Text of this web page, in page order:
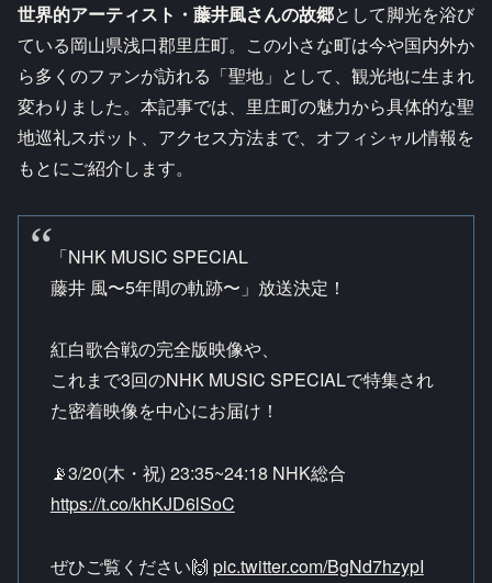
世界的アーティスト・藤井風さんの故郷として脚光を浴び
ている岡山県浅口郡里庄町。この小さな町は今や国内外か
ら多くのファンが訪れる「聖地」として、観光地に生まれ
変わりました。本記事では、里庄町の魅力から具体的な聖
地巡礼スポット、アクセス方法まで、オフィシャル情報を
もとにご紹介します。
「NHK MUSIC SPECIAL
藤井 ⾵〜5年間の軌跡〜」放送決定！
紅白歌合戦の完全版映像や、
これまで3回のNHK MUSIC SPECIALで特集され
た密着映像を中心にお届け！
📡3/20(木・祝) 23:35~24:18 NHK総合
https://t.co/khKJD6lSoC
ぜひご覧ください🙌 pic.twitter.com/BgNd7hzypI